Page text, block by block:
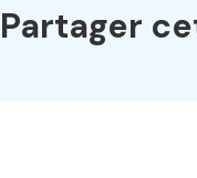
Partager